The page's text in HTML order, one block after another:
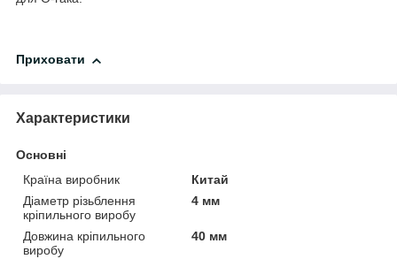
Приховати
Характеристики
Основні
Країна виробник
Китай
Діаметр різьблення
кріпильного виробу
4 мм
Довжина кріпильного
виробу
40 мм